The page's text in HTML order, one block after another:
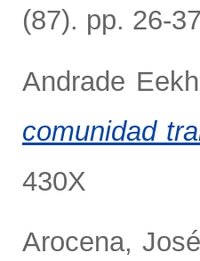
(87). pp. 26-
Andrade
comunidad
430X
Arocena, José